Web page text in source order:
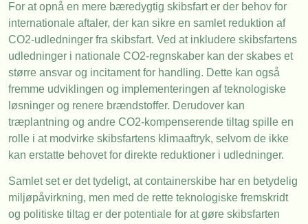
For at opnå en mere bæredygtig skibsfart er der behov for
internationale aftaler, der kan sikre en samlet reduktion af
CO2-udledninger fra skibsfart. Ved at inkludere skibsfartens
udledninger i nationale CO2-regnskaber kan der skabes et
større ansvar og incitament for handling. Dette kan også
fremme udviklingen og implementeringen af teknologiske
løsninger og renere brændstoffer. Derudover kan
træplantning og andre CO2-kompenserende tiltag spille en
rolle i at modvirke skibsfartens klimaaftryk, selvom de ikke
kan erstatte behovet for direkte reduktioner i udledninger.
Samlet set er det tydeligt, at containerskibe har en betydelig
miljøpåvirkning, men med de rette teknologiske fremskridt
og politiske tiltag er der potentiale for at gøre skibsfarten